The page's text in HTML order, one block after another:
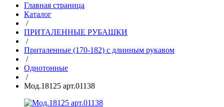
Главная страница
Каталог
/
ПРИТАЛЕННЫЕ РУБАШКИ
/
Приталенные (170-182) с длинным рукавом
/
Однотонные
/
Мод.18125 арт.01138